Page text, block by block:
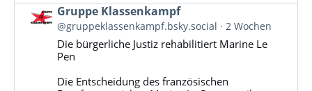
Beitrag
von
Gruppe
Klassenkampf
Bluesky
Gruppe Klassenkampf
@gruppeklassenkampf.bsky.social 2 Wochen
Die bürgerliche Justiz rehabilitiert Marine Le
Pen
Die Entscheidung des französischen